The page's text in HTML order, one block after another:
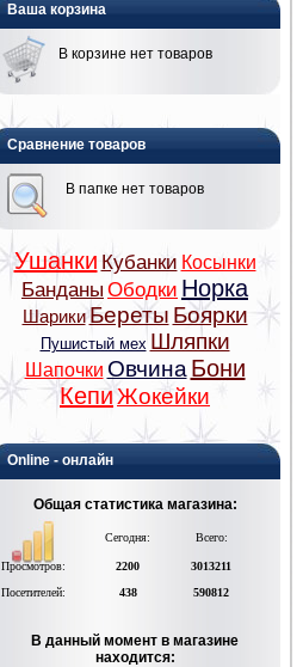
Ваша корзина
В корзине нет товаров
Сравнение товаров
В папке нет товаров
Ушанки Кубанки Косынки
Банданы Ободки Норка
ШарикиБереты Боярки
Пушистый мех Шляпки
Шапочки Овчина Бони
КепиЖокейки
Online - онлайн
Общая статистика магазина:
Сегодня: Всего:
Просмотров: 2200
3013211
Посетителей:
438 590812
В данный момент в магазине
находится: